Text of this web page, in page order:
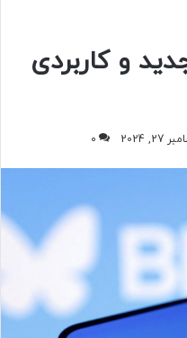
و کاربردی
0